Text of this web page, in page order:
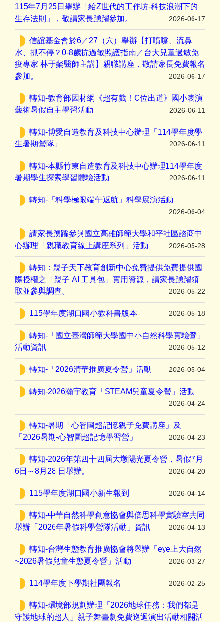
115年7月25日舉辦「給Z世代的工作坊-科技浪潮下的
生存法則」，敬請家長踴躍參加。
2026-06-17
信誼基金會於6／27（六）舉辦【打噴嚏、流鼻
水、抓不停？0-8歲抗過敏照護指南／台大兒童過敏免
疫專家 林于粲醫師主講】親職講座，敬請家長免費報名
參加。
2026-06-17
轉知-教育部因材網《超有戲！C位出道》國小表演
藝術暑假自主學習活動
2026-06-11
轉知-博愛自造教育及科技中心辦理「114學年度學
生暑期營隊」
2026-06-11
轉知-本縣竹東自造教育及科技中心辦理114學年度
暑期學生探索學習體驗活動
2026-06-11
轉知-「科學極限端午返航」科學展演活動
2026-06-04
請家長踴躍參與國立高雄師範大學和平社區諮商中
心辦理「親職教育線上講座系列」活動
2026-05-28
轉知：親子天下教育創新中心免費提供免費提供國
際授權之「親子 AI 工具包」實用資源，請家長踴躍領
取並參與調查。
2026-05-22
115學年度湖口國小教科書版本 2026-05-18
轉知-「國立臺灣師範大學國中小自然科學實驗營」
活動資訊
2026-05-12
轉知-「2026清華推廣夏令營」活動 2026-05-04
轉知-2026瀚宇教育「STEAM兒童夏令營」活動
2026-04-24
轉知-暑期「心智圖超記憶親子免費講座」及
「2026暑期-心智圖超記憶學習營」
2026-04-23
轉知-2026年第四十四屆大墩陽光夏令營，暑假7月
6日～8月28 日舉辦。
2026-04-20
115學年度湖口國小新生報到 2026-04-14
轉知-中華自然科學創意協會與倍思科學實驗室共同
舉辦「2026年暑假科學營隊活動」資訊
2026-04-13
轉知-台灣生態教育推廣協會將舉辦「eye上大自然
~2026暑假兒童生態夏令營」活動
2026-03-27
114學年度下學期社團報名 2026-02-25
轉知-環境部規劃辦理「2026地球任務：我們都是
守護地球的超人」親子舞臺劇免費巡迴演出活動相關活